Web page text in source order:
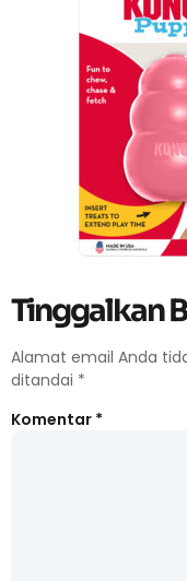
Tinggalkan
Alamat email Anda
ditandai *
Komentar *